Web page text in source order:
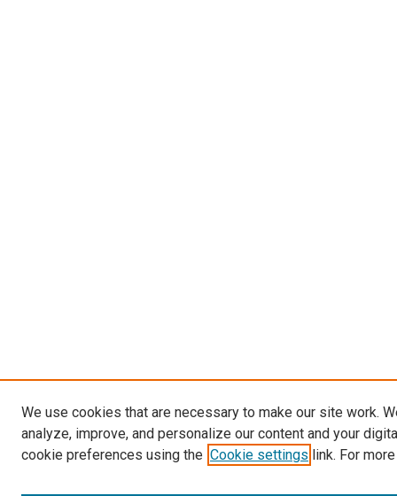
We use cookies that are necessary to make our site work.
analyze, improve, and personalize our content and your
cookie preferences using the Cookie settings link. For